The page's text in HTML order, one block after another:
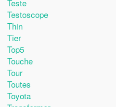
Teste
Testoscope
Thin
Tier
Top5
Touche
Tour
Toutes
Toyota